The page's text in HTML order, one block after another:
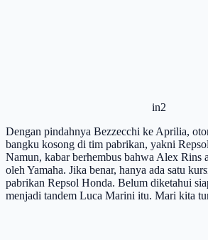
in2
Dengan pindahnya Bezzecchi ke Aprilia,
bangku kosong di tim pabrikan, yakni
Namun, kabar berhembus bahwa Alex Rins
oleh Yamaha. Jika benar, hanya ada satu
pabrikan Repsol Honda. Belum diketahui
menjadi tandem Luca Marini itu. Mari kita